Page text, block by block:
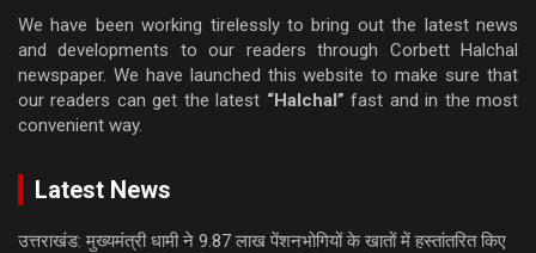
We have been working tirelessly to bring out the latest news
and developments to our readers through Corbett Halchal
newspaper. We have launched this website to make sure that
our readers can get the latest “Halchal” fast and in the most
convenient way.
Latest News
उत्तराखंड: मुख्यमंत्री धामी ने 9.87 लाख पेंशनभोगियों के खातों में हस्तांतरित किए